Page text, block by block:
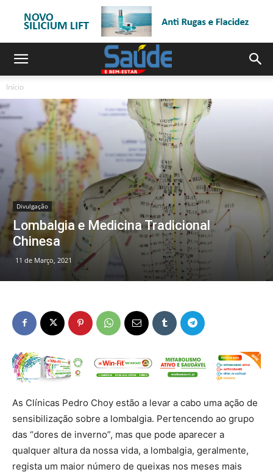
Início
Divulgação
Lombalgia e Medicina Tradicional
Chinesa
11 de Março, 2021
As Clínicas Pedro Choy estão a levar a cabo uma ação de
sensibilização sobre a lombalgia. Pertencendo ao grupo
das “dores de inverno”, mas que pode aparecer a
qualquer altura da nossa vida, a lombalgia, geralmente,
regista um maior número de queixas nos meses mais